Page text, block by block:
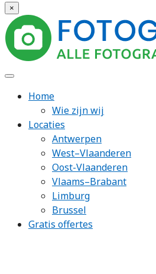
×
Home
Wie zijn wij
Locaties
Antwerpen
West–Vlaanderen
Oost-Vlaanderen
Vlaams–Brabant
Limburg
Brussel
Gratis offertes